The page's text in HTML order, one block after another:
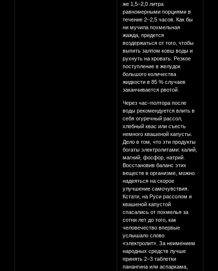
же 1,5–2,0 литра
равномерными порциями в
течение 2–2,5 часов. Как бы
ни мучила похмельная
жажда, придется
воздержаться от того, чтобы
выпить залпом ковш воды и
рухнуть на кровать. Резкое
поступление в желудок
большого количества
жидкости в 85 % случаев
заканчивается рвотой.
Через час–полтора после
воды рекомендуется влить в
себя огуречный рассол,
хлебный квас или съесть
немного квашеной капусты.
Дело в том, что эти продукты
богаты электролитами: калий,
магний, фосфор, натрий.
Восстановив баланс этих
веществ в организме, можно
надеяться на скорое
улучшение самочувствия.
Кстати, на Руси рассолом и
квашеной капустой
спасались от похмелья за
сотни лет до того, как
человечество впервые
услышало слово
«электролит». За неимением
народных средств лучше
принять 2–3 таблетки
панангина или аспаркама,